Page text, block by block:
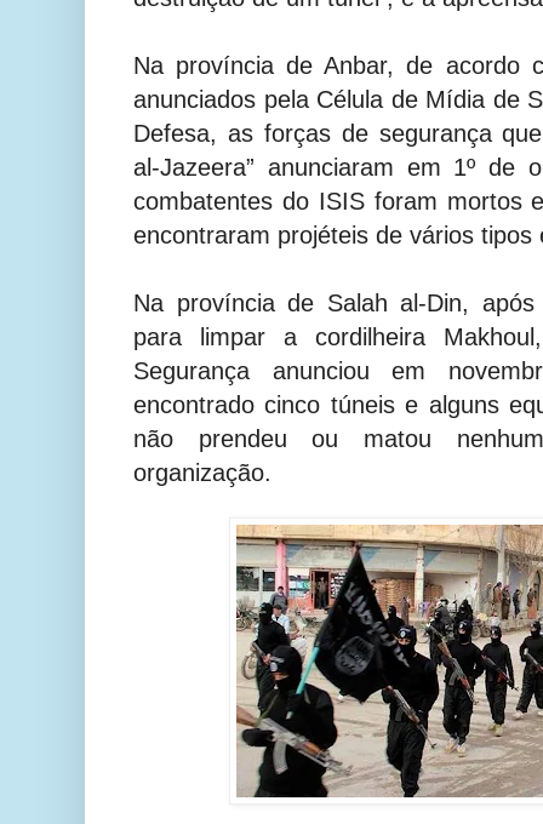
Na província de Anbar, de acordo
anunciados pela Célula de Mídia de
Defesa, as forças de segurança
al-Jazeera” anunciaram em 1º de
combatentes do ISIS foram mortos
encontraram projéteis de vários
Na província de Salah al-Din,
para limpar a cordilheira
Segurança anunciou em
encontrado cinco túneis e alguns
não prendeu ou matou
organização.